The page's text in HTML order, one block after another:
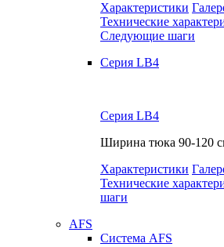
Характеристики
Технические
Следующие шаги
Серия LB4
Серия LB4
Ширина тюка 90-120
Характеристики
Технические
шаги
AFS
Система AFS